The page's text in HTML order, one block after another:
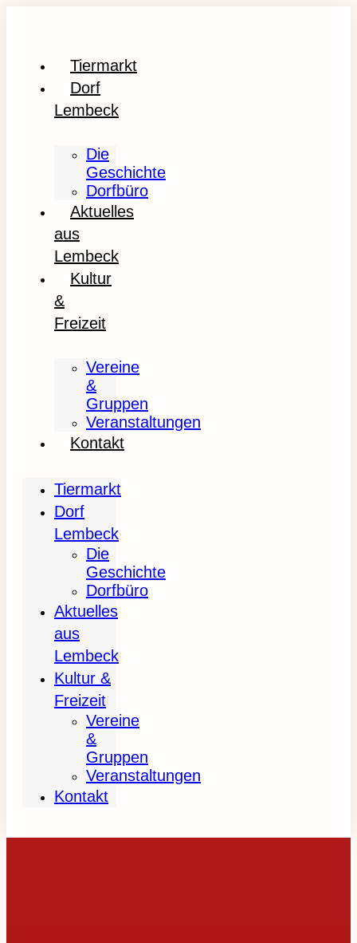
Tiermarkt
Dorf
Lembeck
Die
Geschichte
Dorfbüro
Aktuelles
aus
Lembeck
Kultur
&
Freizeit
Vereine
&
Gruppen
Veranstaltungen
Kontakt
Tiermarkt
Dorf
Lembeck
Die
Geschichte
Dorfbüro
Aktuelles
aus
Lembeck
Kultur &
Freizeit
Vereine
&
Gruppen
Veranstaltungen
Kontakt